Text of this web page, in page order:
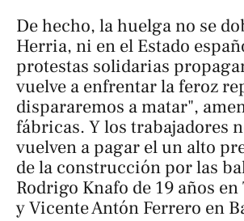
De hecho, la huelga no se
Herria, ni en el Estado
protestas solidarias
vuelve a enfrentar la feroz
dispararemos a matar",
fábricas. Y los trabajadores
vuelven a pagar el un alto
de la construcción por las
Rodrigo Knafo de 19 años
y Vicente Antón Ferrero en